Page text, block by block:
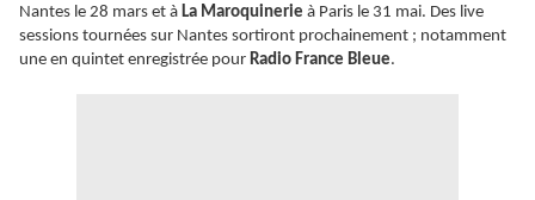
Nantes le 28 mars et à La Maroquinerie à Paris le 31 mai. Des live
sessions tournées sur Nantes sortiront prochainement ; notamment
une en quintet enregistrée pour Radio France Bleue.